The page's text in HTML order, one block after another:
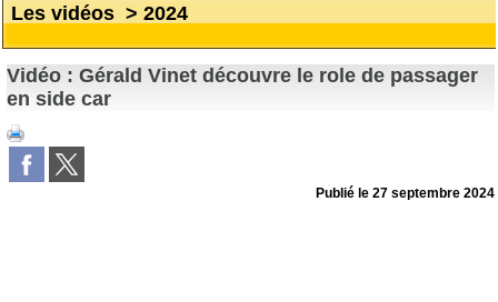
Les vidéos > 2024
Vidéo : Gérald Vinet découvre le role de passager
en side car
Publié le27 septembre 2024